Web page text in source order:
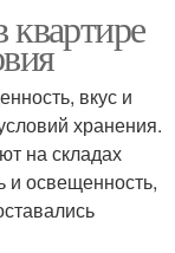
вкус и
хранения.
на складах
и освещенность,